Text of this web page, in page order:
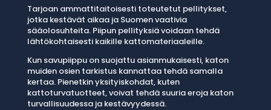
Tarjoan ammattitaitoisesti toteutetut pellitykset,
jotka kestävät aikaa ja Suomen vaativia
sääolosuhteita. Piipun pellityksiä voidaan tehdä
lähtökohtaisesti kaikille kattomateriaaleille.
Kun savupiippu on suojattu asianmukaisesti, katon
muiden osien tarkistus kannattaa tehdä samalla
kertaa. Pienetkin yksityiskohdat, kuten
kattoturvatuotteet, voivat tehdä suuria eroja katon
turvallisuudessa ja kestävyydessä.